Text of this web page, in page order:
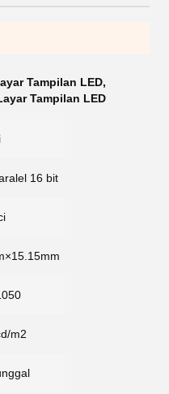
Tampilan LED,
Tampilan LED
16 bit
m2